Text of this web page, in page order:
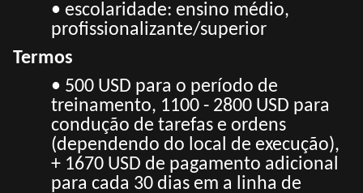
• escolaridade: ensino médio,
profissionalizante/superior
Termos
• 500 USD para o período de
treinamento, 1100 - 2800 USD para
condução de tarefas e ordens
(dependendo do local de execução),
+ 1670 USD de pagamento adicional
para cada 30 dias em a linha de